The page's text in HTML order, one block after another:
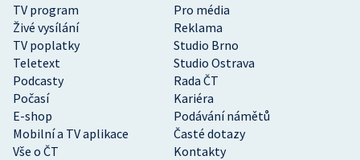
TV program
Pro média
Živé vysílání
Reklama
TV poplatky
Studio Brno
Teletext
Studio Ostrava
Podcasty
Rada ČT
Počasí
Kariéra
E-shop
Podávání námětů
Mobilní a TV aplikace
Časté dotazy
Vše o ČT
Kontakty